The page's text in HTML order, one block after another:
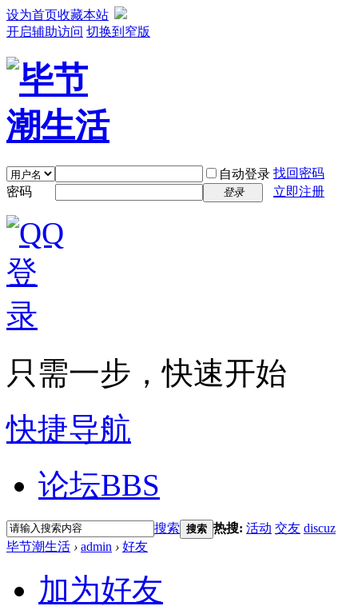
设为首页收藏本站
开启辅助访问 切换到窄版
自动登录 找回密码
密码
登录 立即注册
只需一步，快速开始
快捷导航
论坛BBS
搜索 搜索 热搜: 活动 交友 discuz
毕节潮生活 › admin › 好友
加为好友